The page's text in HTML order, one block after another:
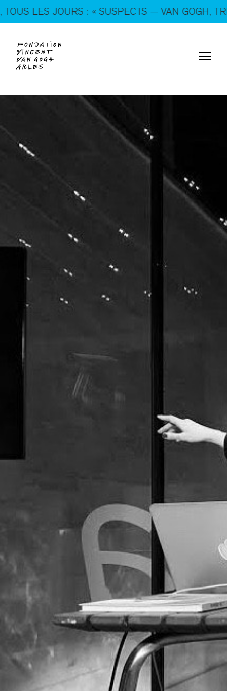
En ce moment, tous les jours : « SUSPECTS — VAN
GOGH, TRICKSTERS & CO. »
LES JOURS : « SUSPECTS — VAN GOGH,